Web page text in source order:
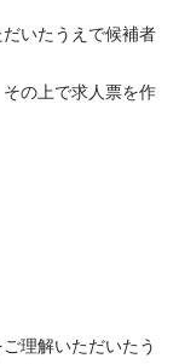
いたうえで候補者
その上で求人票を作
理解いただいたう